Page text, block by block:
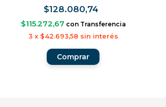
$128.080,74
$115.272,67 con Transferencia
3 x $42.693,58 sin interés